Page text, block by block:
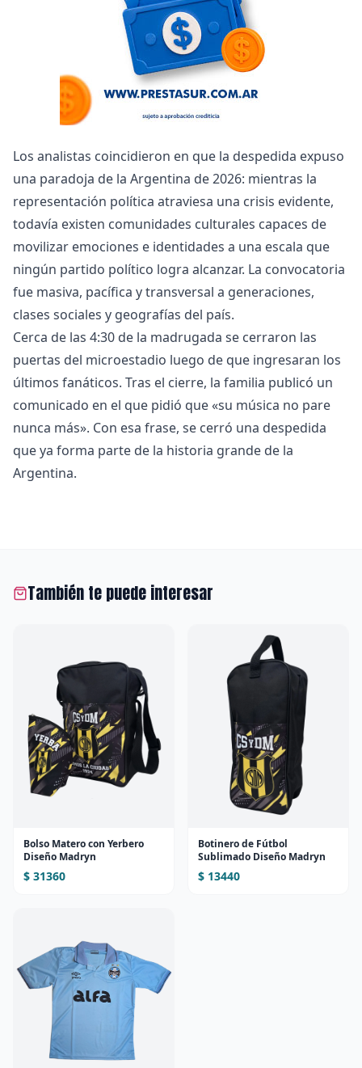
Los analistas coincidieron en que la despedida expuso
una paradoja de la Argentina de 2026: mientras la
representación política atraviesa una crisis evidente,
todavía existen comunidades culturales capaces de
movilizar emociones e identidades a una escala que
ningún partido político logra alcanzar. La convocatoria
fue masiva, pacífica y transversal a generaciones,
clases sociales y geografías del país.
Cerca de las 4:30 de la madrugada se cerraron las
puertas del microestadio luego de que ingresaran los
últimos fanáticos. Tras el cierre, la familia publicó un
comunicado en el que pidió que «su música no pare
nunca más». Con esa frase, se cerró una despedida
que ya forma parte de la historia grande de la
Argentina.
También te puede interesar
Bolso Matero con Yerbero
Diseño Madryn
$ 31360
Botinero de Fútbol
Sublimado Diseño Madryn
$ 13440